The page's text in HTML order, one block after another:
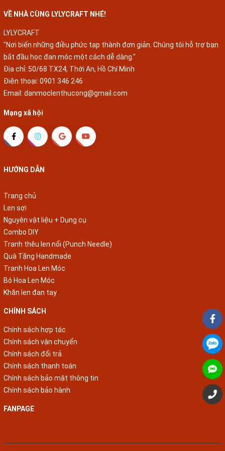
VỀ NHÀ CÙNG LYLYCRAFT NHÉ!
LYLYCRAFT
"Nơi biến những điều phức tạp thành đơn giản. Chúng tôi hỗ trợ bạn
bắt đầu học đan móc một cách dễ dàng."
Địa chỉ: 50/68 TX24, Thới An, Hồ Chí Minh
Điện thoại: 0901 346 246
Email: danmoclenthucong@gmail.com
Mạng xã hội
HƯỚNG DẪN
Trang chủ
Len sợi
Nguyên vật liệu + Dụng cụ
Combo DIY
Tranh thêu len nổi (Punch Needle)
Quà Tặng Handmade
Tranh Hoa Len Móc
Bó Hoa Len Móc
Khăn len đan tay
CHÍNH SÁCH
Chính sách hợp tác
Chính sách vận chuyển
Chính sách đổi trả
Chính sách thanh toán
Chính sách bảo mật thông tin
Chính sách bảo hành
FANPAGE